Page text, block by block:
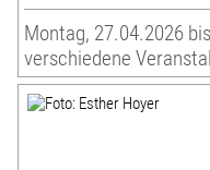
Montag, 27.04.2026
verschiedene